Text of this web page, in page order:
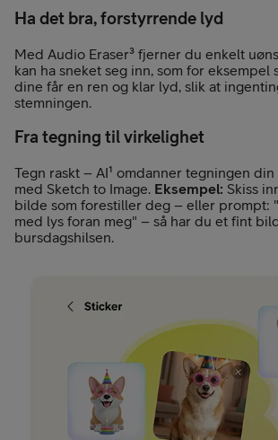
Ha det bra, forstyrrende lyd
Med Audio Eraser³ fjerner du enkelt
kan ha sneket seg inn, som for eksempel
dine får en ren og klar lyd, slik at
stemningen.
Fra tegning til virkelighet
Tegn raskt – AI¹ omdanner tegningen
med Sketch to Image. Eksempel: Skiss
bilde som forestiller deg – eller prompt:
med lys foran meg" – så har du et fint
bursdagshilsen.